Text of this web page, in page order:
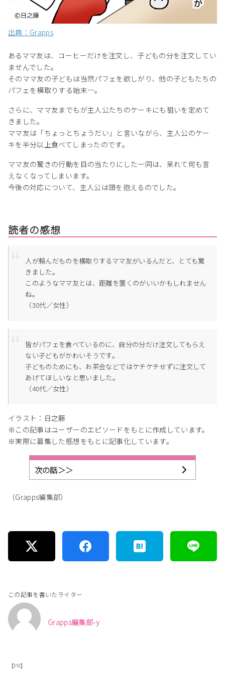
出典：Grapps
あるママ友は、コーヒーだけを注文し、子どもの分を注文してい
ませんでした。
そのママ友の子どもは当然パフェを欲しがり、他の子どもたちの
パフェを横取りする始末…。
さらに、ママ友までもが主人公たちのケーキにも狙いを定めて
きました。
ママ友は「ちょっとちょうだい」と言いながら、主人公のケー
キを半分以上食べてしまったのです。
ママ友の驚きの行動を目の当たりにした一同は、呆れて何も言
えなくなってしまいます。
今後の対応について、主人公は頭を抱えるのでした。
読者の感想
人が頼んだものを横取りするママ友がいるんだと、とても驚
きました。
このようなママ友とは、距離を置くのがいいかもしれません
ね。
（30代／女性）
皆がパフェを食べているのに、自分の分だけ注文してもらえ
ない子どもがかわいそうです。
子どものためにも、お茶会などではケチケチせずに注文して
あげてほしいなと思いました。
（40代／女性）
イラスト：日之藤
※この記事はユーザーのエピソードをもとに作成しています。
※実際に募集した感想をもとに記事化しています。
次の話＞＞
（Grapps編集部）
この記事を書いたライター
Grapps編集部-y
【PR】